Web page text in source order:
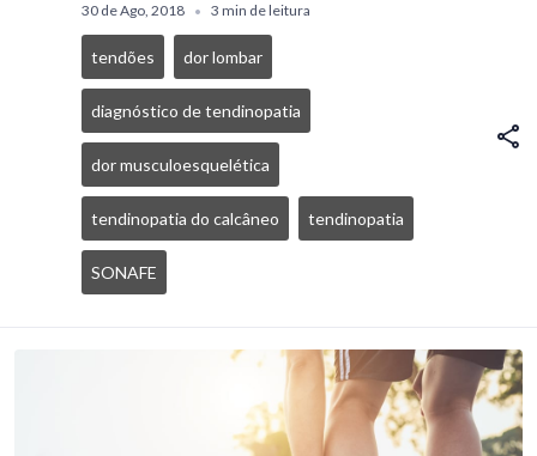
30 de Ago, 2018 • 3 min de leitura
tendões dor lombar
diagnóstico de tendinopatia
dor musculoesquelética
tendinopatia do calcâneo tendinopatia
SONAFE